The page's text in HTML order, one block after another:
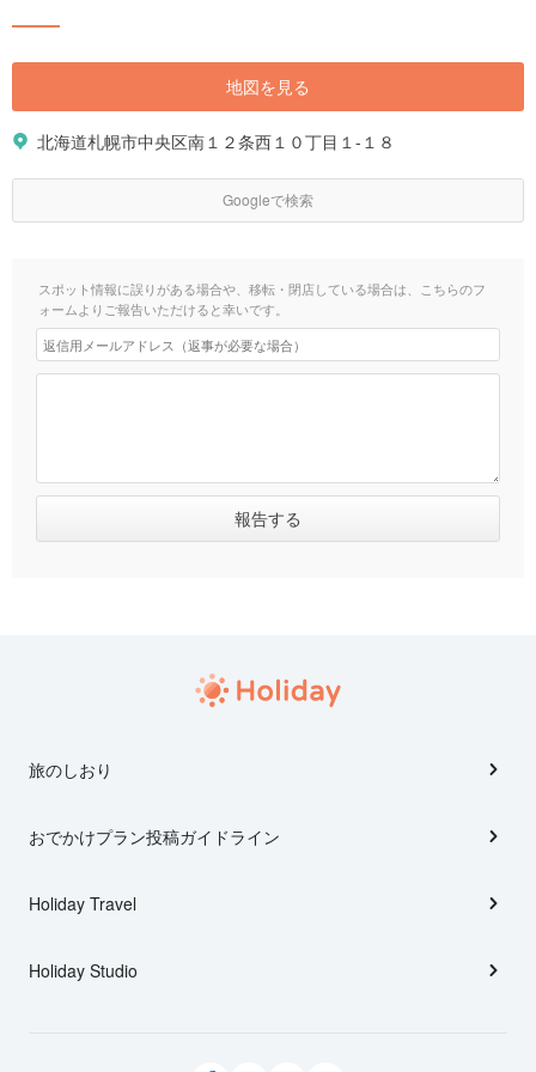
地図を見る
北海道札幌市中央区南１２条西１０丁目１-１８
Googleで検索
スポット情報に誤りがある場合や、移転・閉店している場合は、こちらのフ
ォームよりご報告いただけると幸いです。
旅のしおり
おでかけプラン投稿ガイドライン
Holiday Travel
Holiday Studio